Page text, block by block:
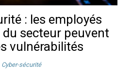
: les employés
secteur peuvent
vulnérabilités
Cyber-sécurité